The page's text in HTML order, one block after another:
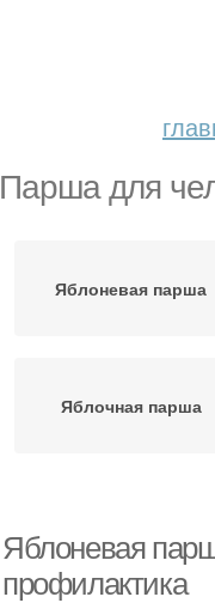
Парша для
Яблоневая парша
Яблочная парша
Яблоневая
профилактика